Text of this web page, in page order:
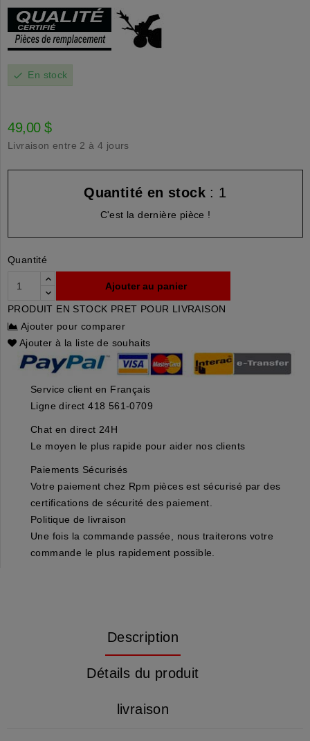
check En stock
49,00 $
Livraison entre 2 à 4 jours
Quantité en stock : 1
C'est la dernière pièce !
Quantité
Ajouter au panier
PRODUIT EN STOCK PRET POUR LIVRAISON
Ajouter pour comparer
Ajouter à la liste de souhaits
Service client en Français
Ligne direct 418 561-0709
Chat en direct 24H
Le moyen le plus rapide pour aider nos clients
Paiements Sécurisés
Votre paiement chez Rpm pièces est sécurisé par des
certifications de sécurité des paiement.
Politique de livraison
Une fois la commande passée, nous traiterons votre
commande le plus rapidement possible.
Description
Détails du produit
livraison